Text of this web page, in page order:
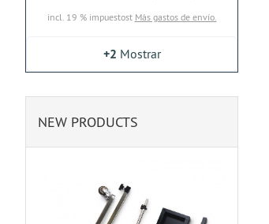
incl. 19 % impuestost Más gastos de envío.
+2 Mostrar
NEW PRODUCTS